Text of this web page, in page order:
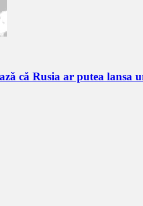
că Rusia ar putea lansa